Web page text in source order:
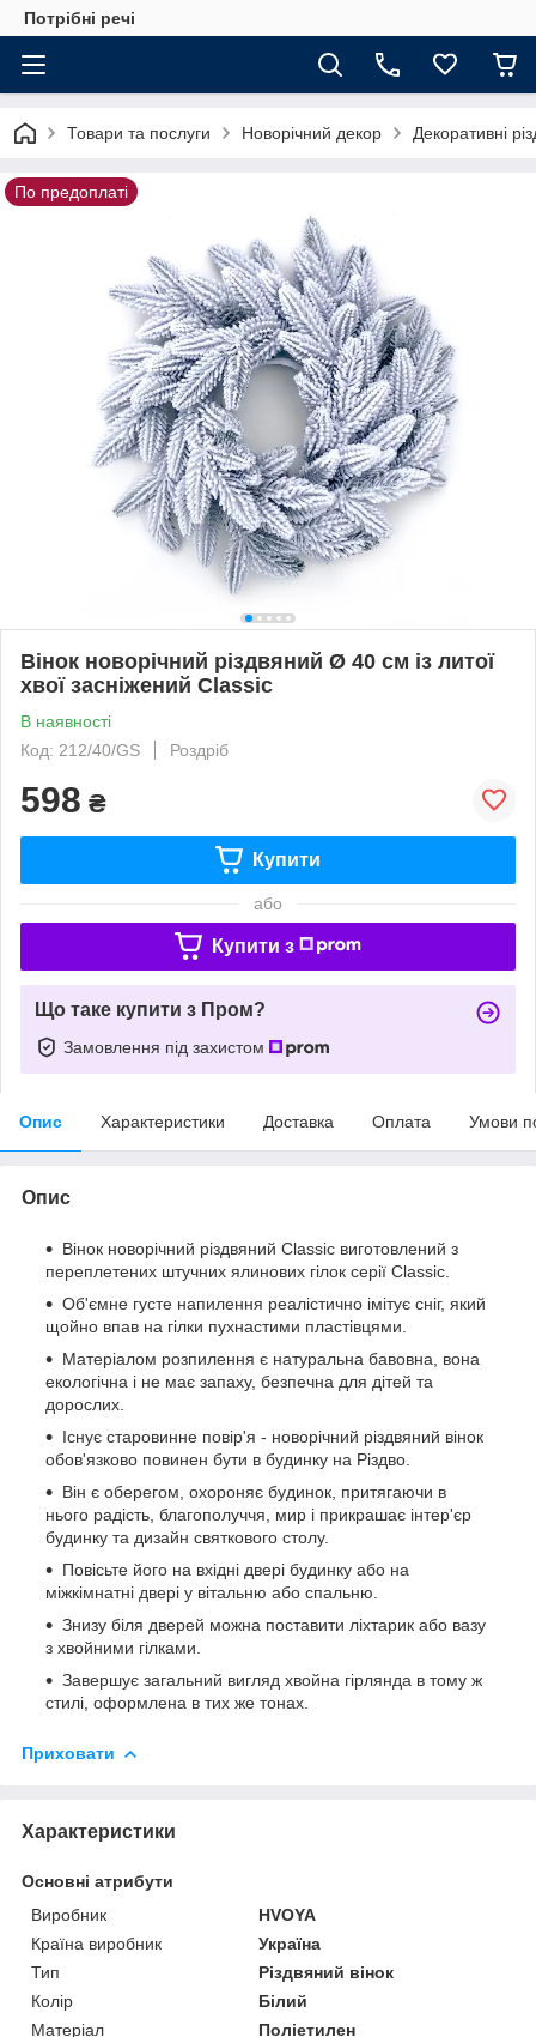
Потрібні речі
Товари та послуги Новорічний декор Декоративні
По предоплаті
Вінок новорічний різдвяний Ø 40 см із литої
хвої засніжений Classic
В наявності
Код: 212/40/GS
Роздріб
598 ₴
Купити
або
Купити з
Що таке купити з Пром?
Замовлення під захистом
Опис Характеристики Доставка Оплата Умови
Опис
Вінок новорічний різдвяний Classic виготовлений з
переплетених штучних ялинових гілок серії Classic.
Об'ємне густе напилення реалістично імітує сніг, який
щойно впав на гілки пухнастими пластівцями.
Матеріалом розпилення є натуральна бавовна, вона
екологічна і не має запаху, безпечна для дітей та
дорослих.
Існує старовинне повір'я - новорічний різдвяний вінок
обов'язково повинен бути в будинку на Різдво.
Він є оберегом, охороняє будинок, притягаючи в
нього радість, благополуччя, мир і прикрашає інтер'єр
будинку та дизайн святкового столу.
Повісьте його на вхідні двері будинку або на
міжкімнатні двері у вітальню або спальню.
Знизу біля дверей можна поставити ліхтарик або вазу
з хвойними гілками.
Завершує загальний вигляд хвойна гірлянда в тому ж
стилі, оформлена в тих же тонах.
Приховати
Характеристики
Основні атрибути
Виробник
HVOYA
Країна виробник
Україна
Тип
Різдвяний вінок
Колір
Білий
Матеріал
Поліетилен